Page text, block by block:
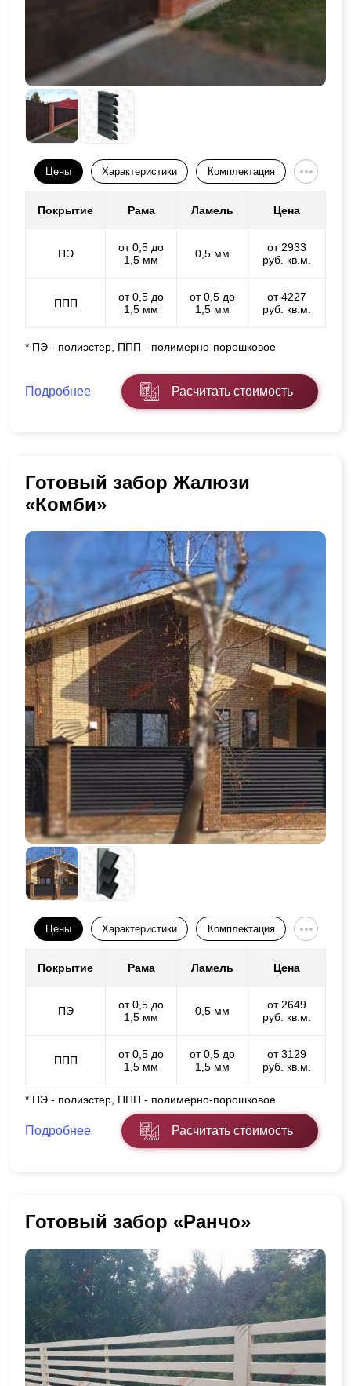
Цены Характеристики Комплектация
Покрытие Рама Ламель Цена
ПЭ
от 0,5 до
1,5 мм
0,5 мм
от 2933
руб. кв.м.
ППП
от 0,5 до
1,5 мм
от 0,5 до
1,5 мм
от 4227
руб. кв.м.
* ПЭ - полиэстер, ППП - полимерно-порошковое
Подробнее Расчитать стоимость
Готовый забор Жалюзи
«Комби»
Цены Характеристики Комплектация
Покрытие Рама Ламель Цена
ПЭ
от 0,5 до
1,5 мм
0,5 мм
от 2649
руб. кв.м.
ППП
от 0,5 до
1,5 мм
от 0,5 до
1,5 мм
от 3129
руб. кв.м.
* ПЭ - полиэстер, ППП - полимерно-порошковое
Подробнее Расчитать стоимость
Готовый забор «Ранчо»